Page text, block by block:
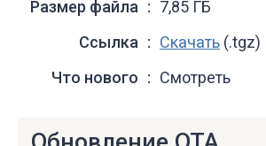
Размер файла
7,85 ГБ
Ссылка
Скачать (.tgz)
Что нового
Смотреть